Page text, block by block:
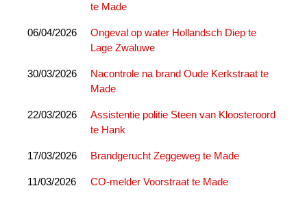
te Made
06/04/2026
Ongeval op water Hollandsch Diep te
Lage Zwaluwe
30/03/2026
Nacontrole na brand Oude Kerkstraat te
Made
22/03/2026
Assistentie politie Steen van Kloosteroord
te Hank
17/03/2026 Brandgerucht Zeggeweg te Made
11/03/2026 CO-melder Voorstraat te Made